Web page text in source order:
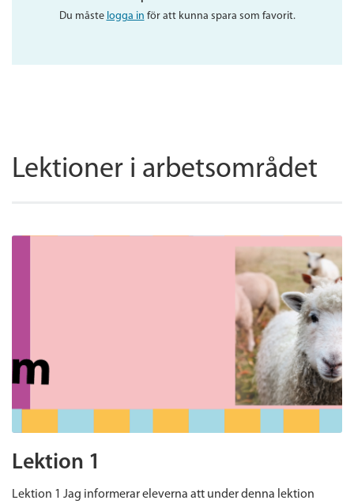
Du måste logga in för att kunna spara som favorit.
Lektioner i arbetsområdet
Lektion 1
Lektion 1 Jag informerar eleverna att under denna lektion